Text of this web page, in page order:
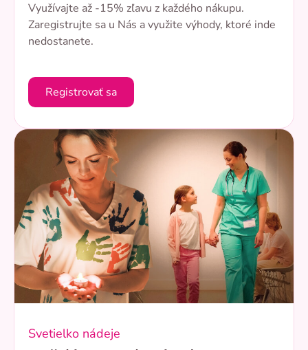
Využívajte až -15% zľavu z každého nákupu.
Zaregistrujte sa u Nás a využite výhody, ktoré inde
nedostanete.
Registrovať sa
Svetielko nádeje